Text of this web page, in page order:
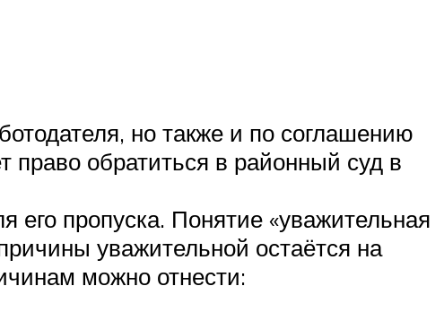
но также и по соглашению
право обратиться в районный суд в
пропуска. Понятие «уважительная
уважительной остаётся на
можно отнести: